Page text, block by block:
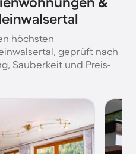
höchsten
geprüft nach
Sauberkeit und Preis-